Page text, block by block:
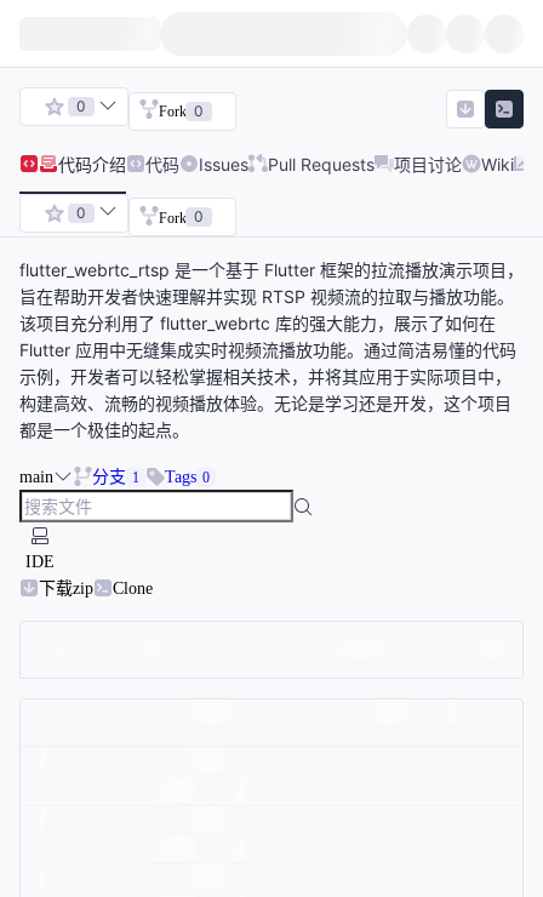
0 Fork 0
代码介绍 代码 Issues Pull Requests 项目讨论 Wiki
0 Fork 0
flutter_webrtc_rtsp 是一个基于 Flutter 框架的拉流播放演示项目，
旨在帮助开发者快速理解并实现 RTSP 视频流的拉取与播放功能。
该项目充分利用了 flutter_webrtc 库的强大能力，展示了如何在
Flutter 应用中无缝集成实时视频流播放功能。通过简洁易懂的代码
示例，开发者可以轻松掌握相关技术，并将其应用于实际项目中，
构建高效、流畅的视频播放体验。无论是学习还是开发，这个项目
都是一个极佳的起点。
main 分支 1 Tags 0
IDE
下载zip
Clone